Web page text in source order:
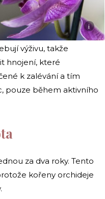
i
výživu, takže
hnojení, které
k zalévání a tím
pouze během aktivního
za dva roky. Tento
kořeny orchideje